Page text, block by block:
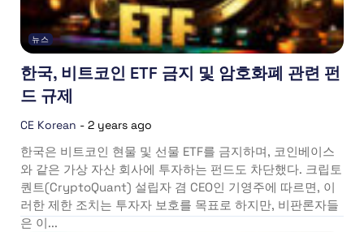
뉴스
한국, 비트코인 ETF 금지 및 암호화폐 관련 펀
드 규제
CE Korean - 2 years ago
한국은 비트코인 현물 및 선물 ETF를 금지하며, 코인베이스
와 같은 가상 자산 회사에 투자하는 펀드도 차단했다. 크립토
퀀트(CryptoQuant) 설립자 겸 CEO인 기영주에 따르면, 이
러한 제한 조치는 투자자 보호를 목표로 하지만, 비판론자들
은 이...